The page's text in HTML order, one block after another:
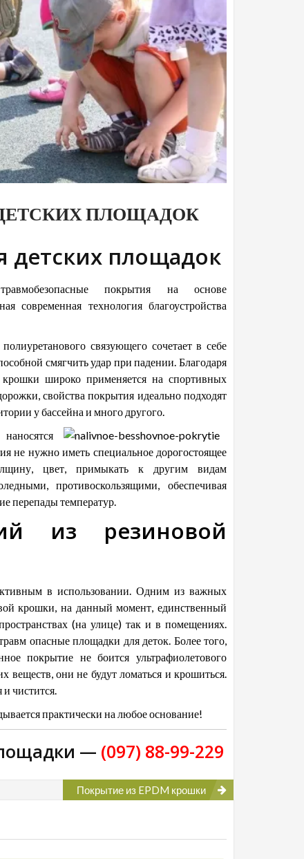
ПЛОЩАДОК
детских площадок
покрытия на основе
технология благоустройства
связующего сочетает в себе
смягчить удар при падении. Благодаря
широко применяется на спортивных
свойства покрытия идеально подходят
у бассейна и много другого.
не нужно иметь специальное дорогостоящее
цвет, примыкать к другим видам
противоскользящими, обеспечивая
перепады температур.
из резиновой
в использовании. Одним из важных
крошки, на данный момент, единственный
(на улице) так и в помещениях.
опасные площадки для деток. Более того,
покрытие не боится ультрафиолетового
веществ, они не будут ломаться и крошиться.
и чистится.
практически на любое основание!
— (097) 88-99-229
Покрытие из EPDM крошки